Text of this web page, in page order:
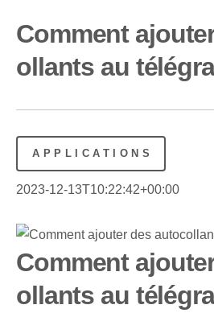
Comment
ollants au
APPLICATIONS
2023-12-13T10:22:42+00:00
Comment
ollants au